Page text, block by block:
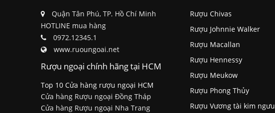
Quận Tân Phú, TP. Hồ Chí Minh
HOTLINE mua hàng
0972.12345.1
www.ruoungoai.net
Rượu ngoại chính hãng tại HCM
Top 10 Cửa hàng rượu ngoại HCM
Cửa hàng Rượu ngoại Đồng Tháp
Cửa hàng Rượu ngoại Nha Trang
Rượu Chivas
Rượu Johnnie Walker
Rượu Macallan
Rượu Hennessy
Rượu Meukow
Rượu Phong Thủy
Rượu Vương tài kim ngưu